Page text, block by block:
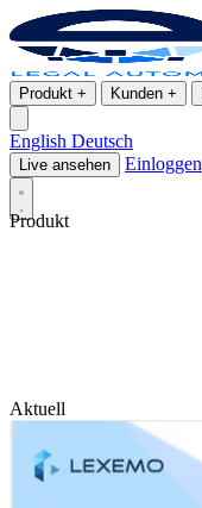
Produkt + Kunden +
English Deutsch
Live ansehen Einloggen
Produkt
Aktuell